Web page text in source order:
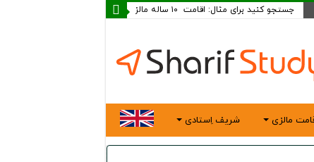
مالزی شریف اِستادی